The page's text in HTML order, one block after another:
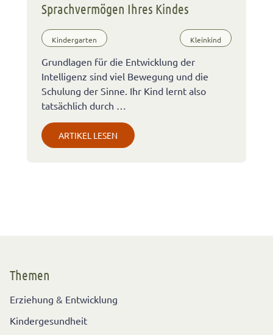
Sprachvermögen Ihres Kindes
Kindergarten Kleinkind
Grundlagen für die Entwicklung der
Intelligenz sind viel Bewegung und die
Schulung der Sinne. Ihr Kind lernt also
tatsächlich durch …
ARTIKEL LESEN
Themen
Erziehung & Entwicklung
Kindergesundheit